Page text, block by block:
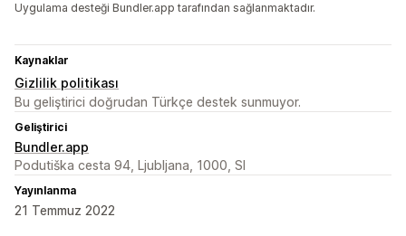
Uygulama desteği Bundler.app tarafından sağlanmaktadır.
Kaynaklar
Gizlilik politikası
Bu geliştirici doğrudan Türkçe destek sunmuyor.
Geliştirici
Bundler.app
Podutiška cesta 94, Ljubljana, 1000, SI
Yayınlanma
21 Temmuz 2022